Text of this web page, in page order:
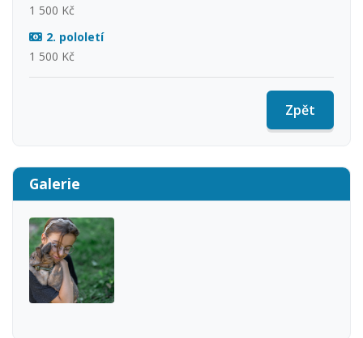
1 500 Kč
2. pololetí
1 500 Kč
Zpět
Galerie